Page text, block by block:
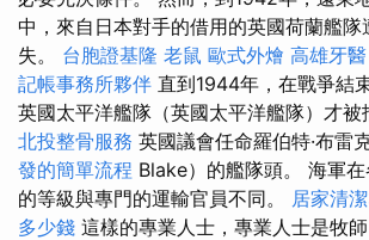
中，來自日本對手的借用的英國荷蘭艦隊
失。 台胞證基隆 老鼠 歐式外燴 高雄牙醫
記帳事務所夥伴 直到1944年，在戰爭結
英國太平洋艦隊（英國太平洋艦隊）才被
北投整骨服務 英國議會任命羅伯特·布雷
發的簡單流程 Blake）的艦隊頭。 海軍
的等級與專門的運輸官員不同。 居家清
多少錢 這樣的專業人士，專業人士是牧師